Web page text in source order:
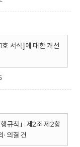
호 서식]에 대한 개선
행규칙」제2조 제2항
·의결 건